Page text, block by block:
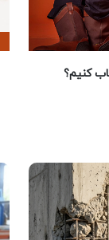
کنیم؟